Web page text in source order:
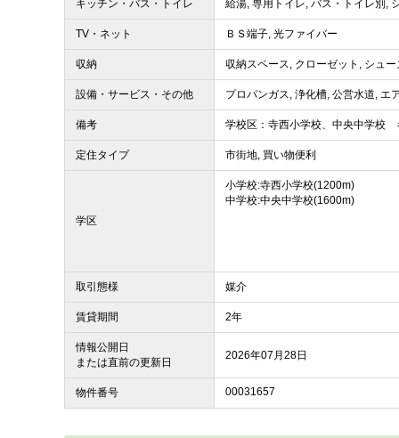
キッチン・バス・トイレ 給湯, 専用トイレ, バス・トイレ別,
TV・ネット ＢＳ端子, 光ファイバー
収納 収納スペース, クローゼット, シュ
設備・サービス・その他 プロパンガス, 浄化槽, 公営水道, エ
備考 学校区：寺西小学校、中央中学校
定住タイプ 市街地, 買い物便利
学区
小学校:寺西小学校(1200m)
中学校:中央中学校(1600m)
取引態様 媒介
賃貸期間 2年
情報公開日
または直前の更新日
2026年07月28日
物件番号 00031657